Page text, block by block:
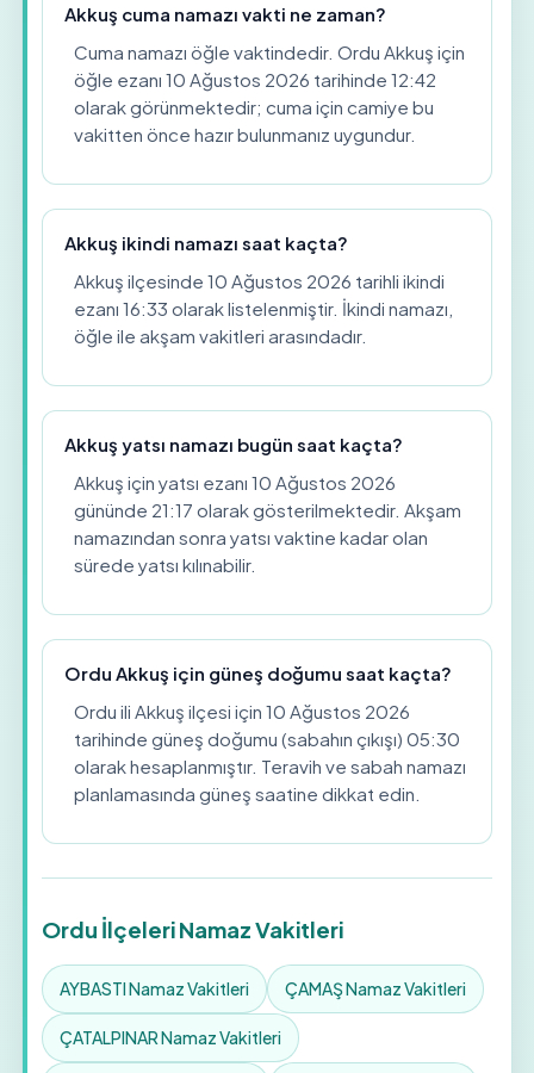
Akkuş cuma namazı vakti ne zaman?
Cuma namazı öğle vaktindedir. Ordu Akkuş için
öğle ezanı 10 Ağustos 2026 tarihinde 12:42
olarak görünmektedir; cuma için camiye bu
vakitten önce hazır bulunmanız uygundur.
Akkuş ikindi namazı saat kaçta?
Akkuş ilçesinde 10 Ağustos 2026 tarihli ikindi
ezanı 16:33 olarak listelenmiştir. İkindi namazı,
öğle ile akşam vakitleri arasındadır.
Akkuş yatsı namazı bugün saat kaçta?
Akkuş için yatsı ezanı 10 Ağustos 2026
gününde 21:17 olarak gösterilmektedir. Akşam
namazından sonra yatsı vaktine kadar olan
sürede yatsı kılınabilir.
Ordu Akkuş için güneş doğumu saat kaçta?
Ordu ili Akkuş ilçesi için 10 Ağustos 2026
tarihinde güneş doğumu (sabahın çıkışı) 05:30
olarak hesaplanmıştır. Teravih ve sabah namazı
planlamasında güneş saatine dikkat edin.
Ordu İlçeleri Namaz Vakitleri
AYBASTI Namaz Vakitleri ÇAMAŞ Namaz Vakitleri
ÇATALPINAR Namaz Vakitleri